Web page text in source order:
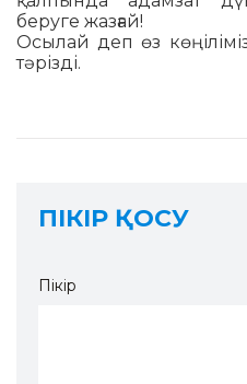
беруге жазғай!
Осылай деп өз
тәрізді.
ПІКІР ҚОСУ
Пікір